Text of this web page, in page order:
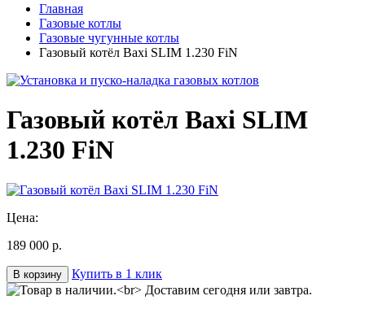
Главная
Газовые котлы
Газовые чугунные котлы
Газовый котёл Baxi SLIM 1.230 FiN
Газовый котёл Baxi SLIM
1.230 FiN
Цена:
189 000 р.
В корзину Купить в 1 клик